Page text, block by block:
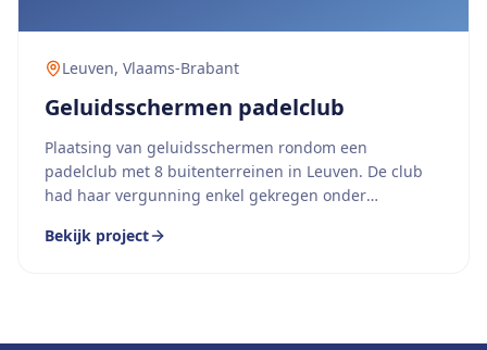
Leuven, Vlaams-Brabant
Geluidsschermen padelclub
Plaatsing van geluidsschermen rondom een
padelclub met 8 buitenterreinen in Leuven. De club
had haar vergunning enkel gekregen onder
Bekijk project